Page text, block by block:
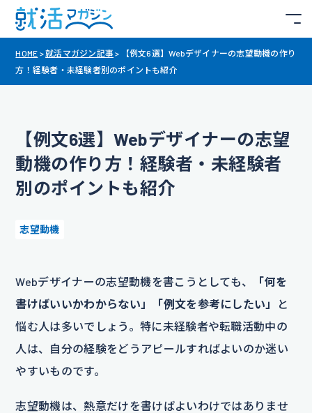
HOME >就活マガジン記事 >
【例文6選】Webデザイナーの志望動機の作り
方！経験者・未経験者別のポイントも紹介
【例文6選】Webデザイナーの志望
動機の作り方！経験者・未経験者
別のポイントも紹介
志望動機
Webデザイナーの志望動機を書こうとしても、
「何を
書けばいいかわからない」「例文を参考にしたい」
と
悩む人は多いでしょう。特に未経験者や転職活動中の
人は、自分の経験をどうアピールすればよいのか迷い
やすいものです。
志望動機は、熱意だけを書けばよいわけではありませ